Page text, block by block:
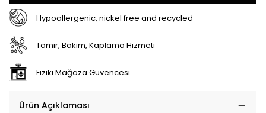
Hypoallergenic, nickel free and recycled
Tamir, Bakım, Kaplama Hizmeti
Fiziki Mağaza Güvencesi
Ürün Açıklaması